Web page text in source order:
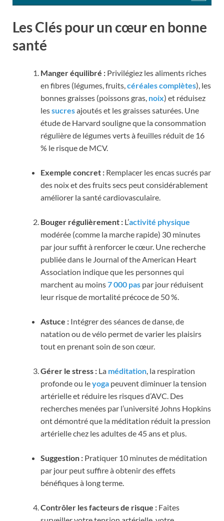
Les Clés pour un cœur en bonne
santé
Manger équilibré : Privilégiez les aliments riches
en fibres (légumes, fruits,céréales complètes), les
bonnes graisses (poissons gras, noix) et réduisez
lessucresajoutés et les graisses saturées. Une
étude de Harvard souligne que la consommation
régulière de légumes verts à feuilles réduit de 16
% le risque de MCV.
Exemple concret : Remplacer les encas sucrés par
des noix et des fruits secs peut considérablement
améliorer la santé cardiovasculaire.
Bouger régulièrement : L’activité physique
modérée (comme la marche rapide) 30 minutes
par jour suffit à renforcer le cœur. Une recherche
publiée dans le Journal of the American Heart
Association indique que les personnes qui
marchent au moins7 000 pas par jour réduisent
leur risque de mortalité précoce de 50 %.
Astuce : Intégrer des séances de danse, de
natation ou de vélo permet de varier les plaisirs
tout en prenant soin de son cœur.
Gérer le stress : La méditation, la respiration
profonde ou leyoga peuvent diminuer la tension
artérielle et réduire les risques d’AVC. Des
recherches menées par l’université Johns Hopkins
ont démontré que la méditation réduit la pression
artérielle chez les adultes de 45 ans et plus.
Suggestion : Pratiquer 10 minutes de méditation
par jour peut suffire à obtenir des effets
bénéfiques à long terme.
Contrôler les facteurs de risque : Faites